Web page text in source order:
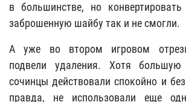
в большинстве, но
заброшенную шайбу так и не смогли.
А уже во втором игровом
подвели удаления. Хотя большую
сочинцы действовали спокойно и
правда, не использовали еще